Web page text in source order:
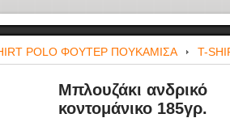
POLO ΦΟΥΤΕΡ ΠΟΥΚΑΜΙΣΑ T-
Μπλουζάκι ανδρικό
κοντομάνικο 185γρ.